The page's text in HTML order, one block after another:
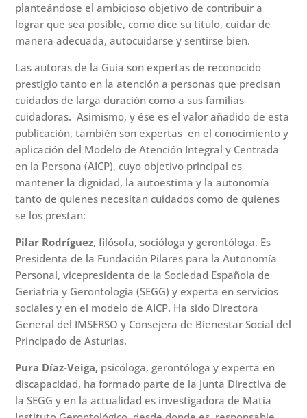
planteándose el ambicioso objetivo de contribuir a
lograr que sea posible, como dice su título, cuidar de
manera adecuada, autocuidarse y sentirse bien.
Las autoras de la Guía son expertas de reconocido
prestigio tanto en la atención a personas que precisan
cuidados de larga duración como a sus familias
cuidadoras. Asimismo, y ése es el valor añadido de esta
publicación, también son expertas en el conocimiento y
aplicación del Modelo de Atención Integral y Centrada
en la Persona (AICP), cuyo objetivo principal es
mantener la dignidad, la autoestima y la autonomía
tanto de quienes necesitan cuidados como de quienes
se los prestan:
Pilar Rodríguez, filósofa, socióloga y gerontóloga. Es
Presidenta de la Fundación Pilares para la Autonomía
Personal, vicepresidenta de la Sociedad Española de
Geriatría y Gerontología (SEGG) y experta en servicios
sociales y en el modelo de AICP. Ha sido Directora
General del IMSERSO y Consejera de Bienestar Social del
Principado de Asturias.
Pura Díaz-Veiga, psicóloga, gerontóloga y experta en
discapacidad, ha formado parte de la Junta Directiva de
la SEGG y en la actualidad es investigadora de Matía